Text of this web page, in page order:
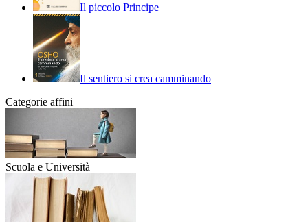
Il piccolo Principe
Il sentiero si crea camminando
Categorie affini
Scuola e Università